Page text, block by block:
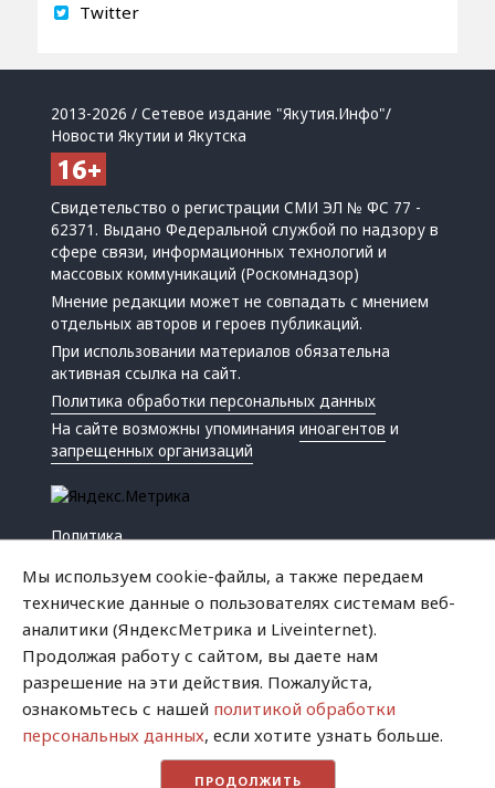
Twitter
2013-2026 / Сетевое издание "Якутия.Инфо"/
Новости Якутии и Якутска
Свидетельство о регистрации СМИ ЭЛ № ФС 77 -
62371. Выдано Федеральной службой по надзору в
сфере связи, информационных технологий и
массовых коммуникаций (Роскомнадзор)
Мнение редакции может не совпадать с мнением
отдельных авторов и героев публикаций.
При использовании материалов обязательна
активная ссылка на сайт.
Политика обработки персональных данных
На сайте возможны упоминанияиноагентов и
запрещенных организаций
Политика
Криминал
Успех
Хватит это терпеть
Мы используем cookie-файлы, а также передаем
технические данные о пользователях системам веб-
аналитики (ЯндексМетрика и Liveinternet).
Продолжая работу с сайтом, вы даете нам
разрешение на эти действия. Пожалуйста,
ознакомьтесь с нашей политикой обработки
персональных данных, если хотите узнать больше.
ПРОДОЛЖИТЬ